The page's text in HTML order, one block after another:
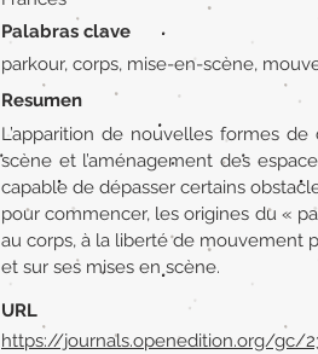
Palabras clave
parkour, corps, mise-en-scène,
Resumen
L’apparition de nouvelles formes
scène et l’aménagement des
capable de dépasser certains
pour commencer, les origines du «
au corps, à la liberté de mouvement
et sur ses mises en scène.
URL
https://journals.openedition.org/gc/